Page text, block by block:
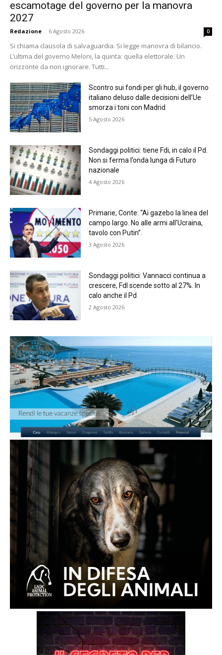
escamotage del governo per la manovra
2027
Redazione - 6 Agosto 2026 0
Si chiama clausola di salvaguardia. Si legge manovra di bilancio.
L’ultima del governo Meloni, la quinta: quella elettorale. Un
orizzonte da non ignorare. Tutti...
Scontro sui fondi per gli hub, il governo
italiano deluso dalle decisioni dell’Ue
smorza i toni con Madrid
5 Agosto 2026
Sondaggi politici: tiene Fdi, in calo il Pd.
Non si ferma l’onda lunga di Futuro
nazionale
4 Agosto 2026
Primarie, Conte: “Ai gazebo la linea del
campo largo. No alle armi all’Ucraina,
tavolo con Putin”.
3 Agosto 2026
Sondaggi politici: Vannacci continua a
crescere, FdI scende sotto al 27%. In
calo anche il Pd
2 Agosto 2026